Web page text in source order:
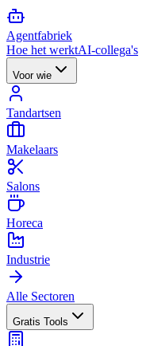
Agentfabriek
Hoe het werktAI-collega's
Voor wie
Tandartsen
Makelaars
Salons
Horeca
Industrie
Alle Sectoren
Gratis Tools